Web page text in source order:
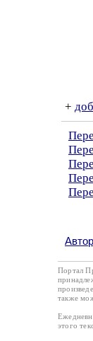
+
Портал
также
этого